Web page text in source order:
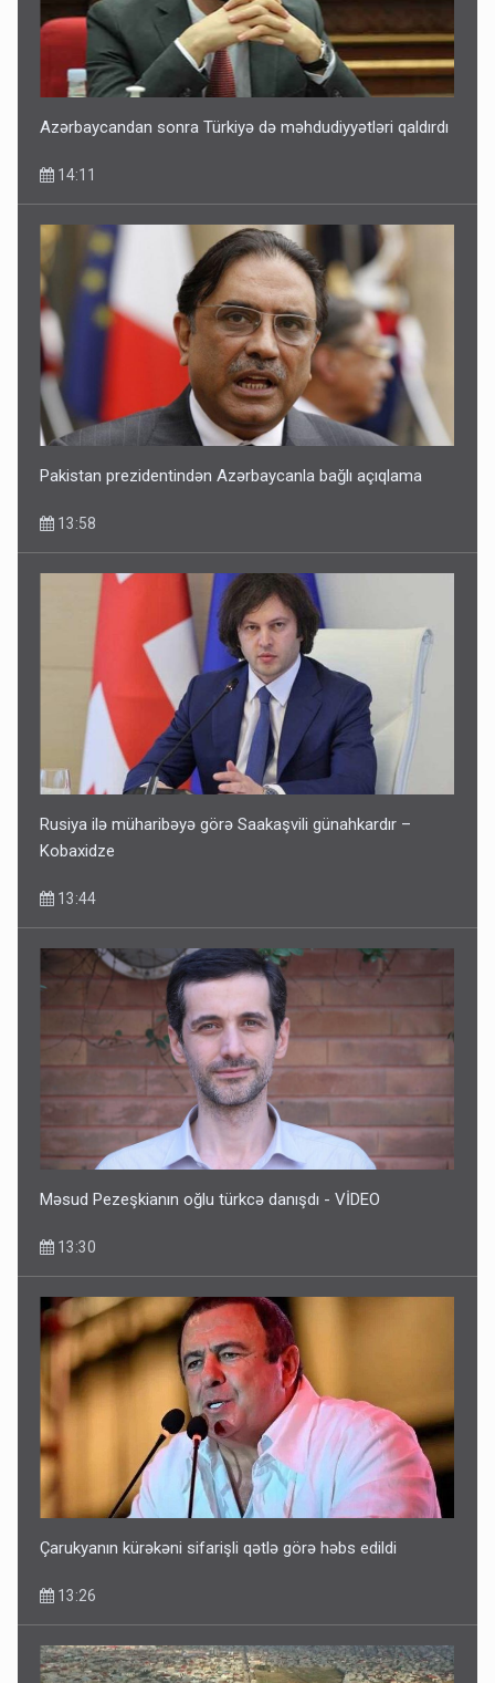
Azərbaycandan sonra Türkiyə də məhdudiyyətləri qaldırdı
14:11
Pakistan prezidentindən Azərbaycanla bağlı açıqlama
13:58
Rusiya ilə müharibəyə görə Saakaşvili günahkardır –
Kobaxidze
13:44
Məsud Pezeşkianın oğlu türkcə danışdı - VİDEO
13:30
Çarukyanın kürəkəni sifarişli qətlə görə həbs edildi
13:26